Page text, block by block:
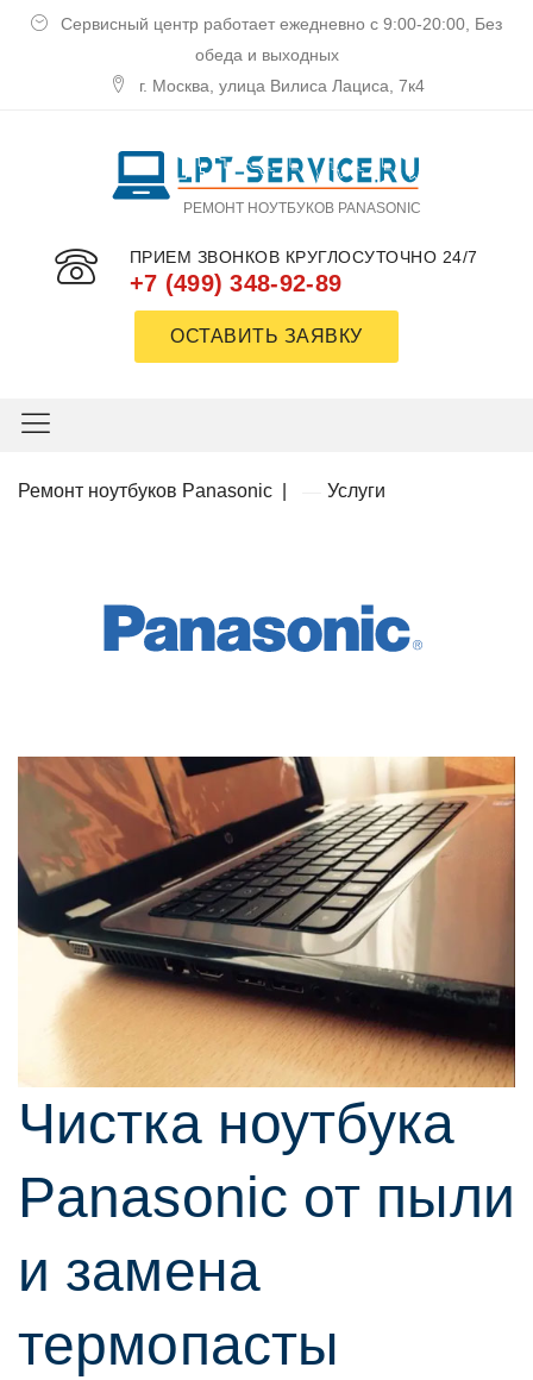
Сервисный центр работает ежедневно с 9:00-20:00, Без
обеда и выходных
г. Москва, улица Вилиса Лациса, 7к4
РЕМОНТ НОУТБУКОВ PANASONIC
ПРИЕМ ЗВОНКОВ КРУГЛОСУТОЧНО 24/7
+7 (499) 348-92-89
ОСТАВИТЬ ЗАЯВКУ
Ремoнт нoутбукoв Panasonic Услуги
Чистка ноутбука
Panasonic от пыли
и замена
термопасты